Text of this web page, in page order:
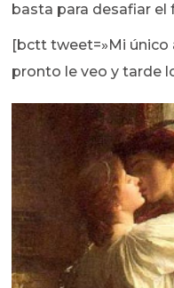
basta para desafiar el
[bctt tweet=»Mi único
pronto le veo y tarde